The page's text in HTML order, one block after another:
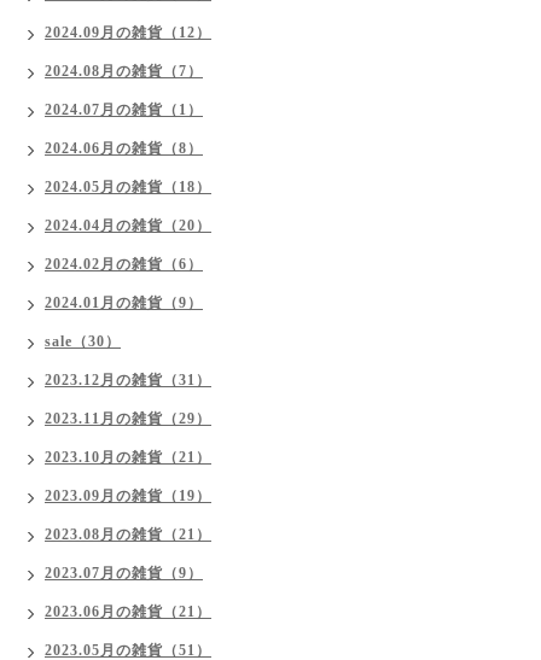
2024.09月の雑貨（12）
2024.08月の雑貨（7）
2024.07月の雑貨（1）
2024.06月の雑貨（8）
2024.05月の雑貨（18）
2024.04月の雑貨（20）
2024.02月の雑貨（6）
2024.01月の雑貨（9）
sale（30）
2023.12月の雑貨（31）
2023.11月の雑貨（29）
2023.10月の雑貨（21）
2023.09月の雑貨（19）
2023.08月の雑貨（21）
2023.07月の雑貨（9）
2023.06月の雑貨（21）
2023.05月の雑貨（51）